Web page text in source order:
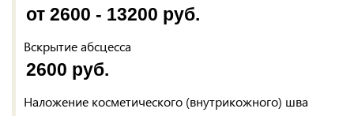
от 2600 - 13200 руб.
Вскрытие абсцесса
2600 руб.
Наложение косметического (внутрикожного) шва